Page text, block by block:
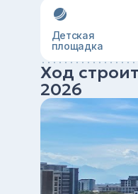
Детская
площадка
Ход
2026